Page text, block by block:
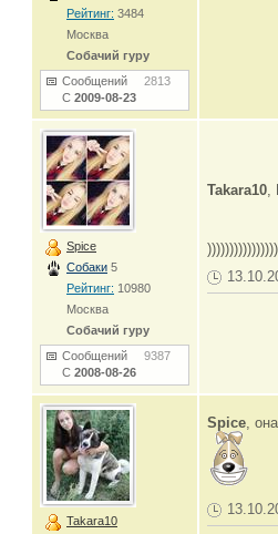
Рейтинг: 3484
Москва
Собачий гуру
Сообщений 2813
С 2009-08-23
Spice
Собаки 5
Рейтинг: 10980
Москва
Собачий гуру
Сообщений 9387
С 2008-08-26
Takara10,
Takara10
Spice,